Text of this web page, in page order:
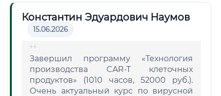
Константин Эдуардович Наумов
15.06.2026
Завершил программу «Технология
производства CAR-T клеточных
продуктов» (1010 часов, 52000 руб.).
Очень актуальный курс по вирусной